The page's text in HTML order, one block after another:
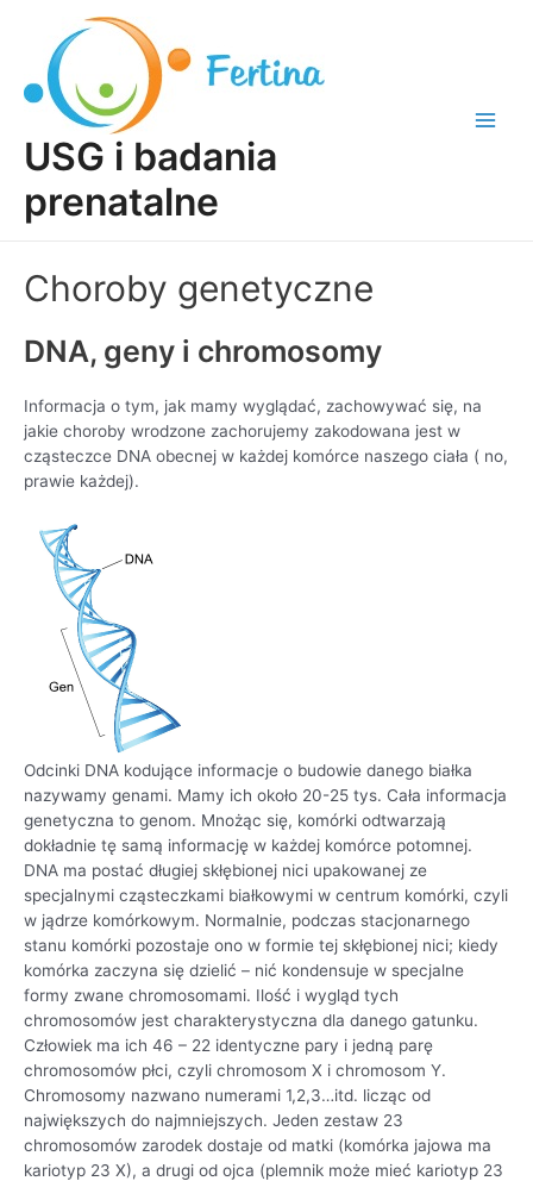
content
USG i badania
prenatalne
Choroby genetyczne
DNA, geny i chromosomy
Informacja o tym, jak mamy wyglądać, zachowywać się, na
jakie choroby wrodzone zachorujemy zakodowana jest w
cząsteczce DNA obecnej w każdej komórce naszego ciała ( no,
prawie każdej).
Odcinki DNA kodujące informacje o budowie danego białka
nazywamy genami. Mamy ich około 20-25 tys. Cała informacja
genetyczna to genom. Mnożąc się, komórki odtwarzają
dokładnie tę samą informację w każdej komórce potomnej.
DNA ma postać długiej skłębionej nici upakowanej ze
specjalnymi cząsteczkami białkowymi w centrum komórki, czyli
w jądrze komórkowym. Normalnie, podczas stacjonarnego
stanu komórki pozostaje ono w formie tej skłębionej nici; kiedy
komórka zaczyna się dzielić – nić kondensuje w specjalne
formy zwane chromosomami. Ilość i wygląd tych
chromosomów jest charakterystyczna dla danego gatunku.
Człowiek ma ich 46 – 22 identyczne pary i jedną parę
chromosomów płci, czyli chromosom X i chromosom Y.
Chromosomy nazwano numerami 1,2,3…itd. licząc od
największych do najmniejszych. Jeden zestaw 23
chromosomów zarodek dostaje od matki (komórka jajowa ma
kariotyp 23 X), a drugi od ojca (plemnik może mieć kariotyp 23